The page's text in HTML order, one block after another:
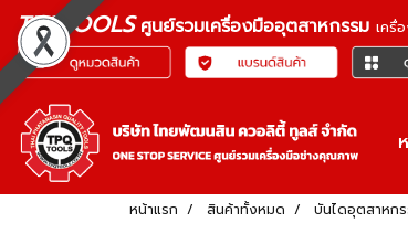
TPQTOOLSศูนย์รวมเครื่องมืออุตสาหกรรม เครื่
หน้าแรก สินค้าทั้งหมด บันไดอุตสาหกร